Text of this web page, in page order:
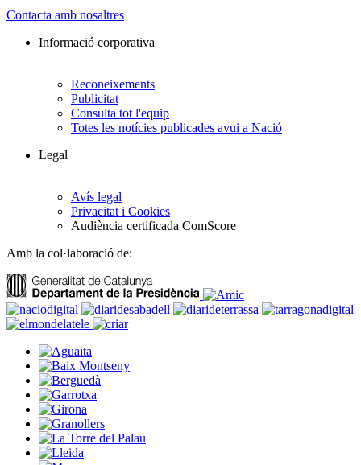
Contacta amb nosaltres
Informació corporativa
Reconeixements
Publicitat
Consulta tot l'equip
Totes les notícies publicades avui a Nació
Legal
Avís legal
Privacitat i Cookies
Audiència certificada ComScore
Amb la col·laboració de: